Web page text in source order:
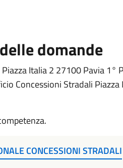
domande
Italia 2 27100 Pavia 1°
Concessioni Stradali
CONCESSIONI STRADALI